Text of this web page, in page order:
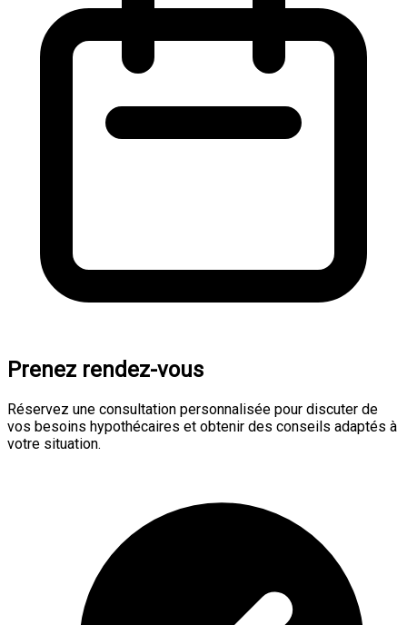
Prenez rendez-vous
Réservez une consultation personnalisée pour discuter de
vos besoins hypothécaires et obtenir des conseils adaptés à
votre situation.